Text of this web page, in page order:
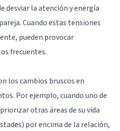
desviar la atención y energía
Cuando estas tensiones
pueden provocar
frecuentes.
los cambios bruscos en
Por ejemplo, cuando uno de
otras áreas de su vida
por encima de la relación,